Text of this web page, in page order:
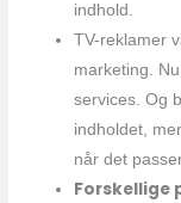
indhold.
TV-reklamer
marketing.
services. Og
indholdet,
når det
Forskellige